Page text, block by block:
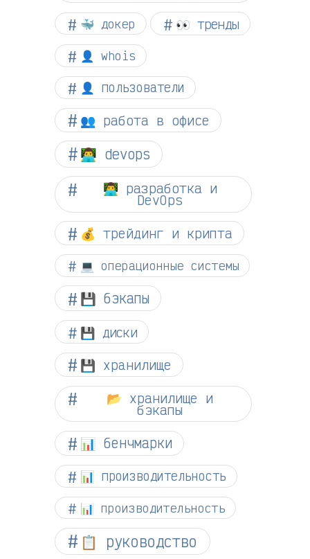
🐳 докер 👀 тренды
👤 whois
👤 пользователи
👥 работа в офисе
👨‍💻 devops
👨‍💻 разработка и
DevOps
💰 трейдинг и крипта
💻 операционные системы
💾 бэкапы
💾 диски
💾 хранилище
📂 хранилище и
бэкапы
📊 бенчмарки
📊 производительность
📊 производительность
📋 руководство